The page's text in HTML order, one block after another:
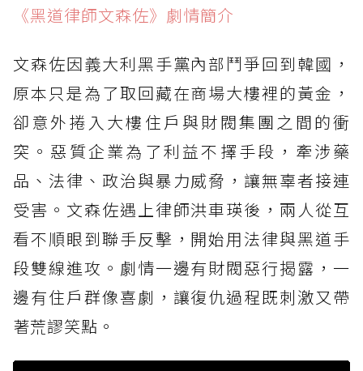
《黑道律師文森佐》劇情簡介
文森佐因義大利黑手黨內部鬥爭回到韓國，
原本只是為了取回藏在商場大樓裡的黃金，
卻意外捲入大樓住戶與財閥集團之間的衝
突。惡質企業為了利益不擇手段，牽涉藥
品、法律、政治與暴力威脅，讓無辜者接連
受害。文森佐遇上律師洪車瑛後，兩人從互
看不順眼到聯手反擊，開始用法律與黑道手
段雙線進攻。劇情一邊有財閥惡行揭露，一
邊有住戶群像喜劇，讓復仇過程既刺激又帶
著荒謬笑點。